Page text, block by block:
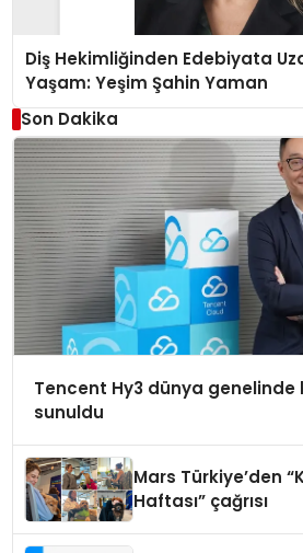
Diş Hekimliğinden Edebiyata
Yaşam: Yeşim Şahin Yaman
Son Dakika
Tencent Hy3 dünya genelinde
sunuldu
Mars Türkiye’den
Haftası” çağrısı